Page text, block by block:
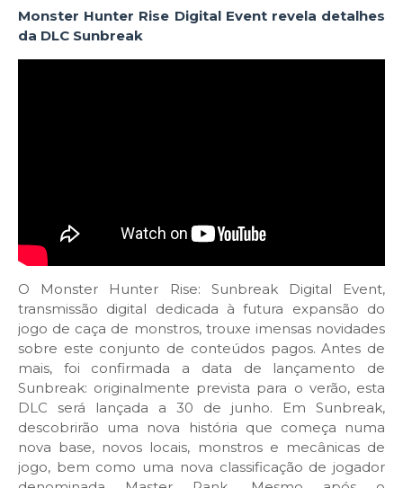
Monster Hunter Rise Digital Event revela detalhes
da DLC Sunbreak
O Monster Hunter Rise: Sunbreak Digital Event,
transmissão digital dedicada à futura expansão do
jogo de caça de monstros, trouxe imensas novidades
sobre este conjunto de conteúdos pagos. Antes de
mais, foi confirmada a data de lançamento de
Sunbreak: originalmente prevista para o verão, esta
DLC será lançada a 30 de junho. Em Sunbreak,
descobrirão uma nova história que começa numa
nova base, novos locais, monstros e mecânicas de
jogo, bem como uma nova classificação de jogador